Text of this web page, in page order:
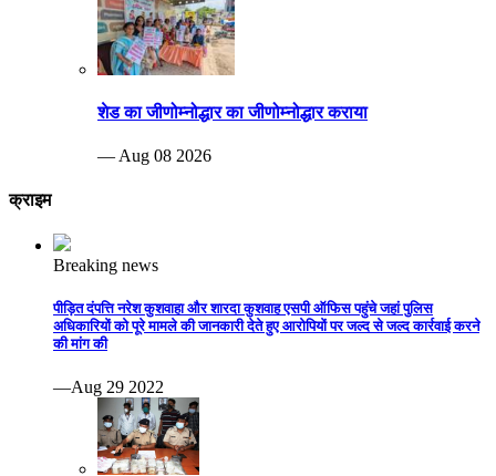
शेड का जीणोम्नोद्धार का जीणोम्नोद्धार कराया
— Aug 08 2026
क्राइम
Breaking news
पीड़ित दंपत्ति नरेश कुशवाहा और शारदा कुशवाह एसपी ऑफिस पहुंचे जहां पुलिस
अधिकारियों को पूरे मामले की जानकारी देते हुए आरोपियों पर जल्द से जल्द कार्रवाई करने
की मांग की
—Aug 29 2022